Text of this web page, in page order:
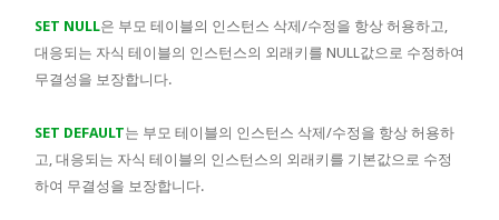
SET NULL은 부모 테이블의 인스턴스 삭제/수정을 항상 허용하고,
대응되는 자식 테이블의 인스턴스의 외래키를 NULL값으로 수정하여
무결성을 보장합니다.
SET DEFAULT는 부모 테이블의 인스턴스 삭제/수정을 항상 허용하
고, 대응되는 자식 테이블의 인스턴스의 외래키를 기본값으로 수정
하여 무결성을 보장합니다.